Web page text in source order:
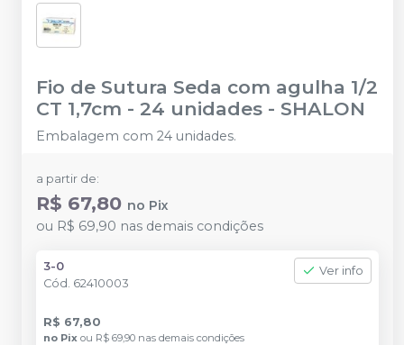
Fio de Sutura Seda com agulha 1/2
CT 1,7cm - 24 unidades - SHALON
Embalagem com 24 unidades.
a partir de:
R$ 67,80 no Pix
ou R$ 69,90 nas demais condições
3-0
Cód. 62410003
Ver info
R$ 67,80
no Pix ou R$ 69,90 nas demais condições